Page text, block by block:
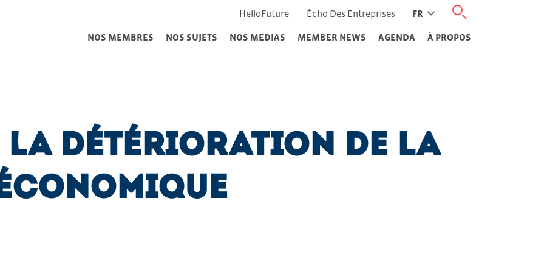
HelloFuture Écho Des Entreprises FR
NOS MEMBRES NOS SUJETS NOS MEDIAS MEMBER NEWS AGENDA À PROPOS
la détérioration de la